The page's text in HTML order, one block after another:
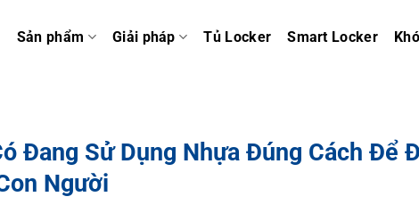
Sản phẩm Giải pháp Tủ Locker Smart Locker
Đang Sử Dụng Nhựa Đúng Cách Để
Người